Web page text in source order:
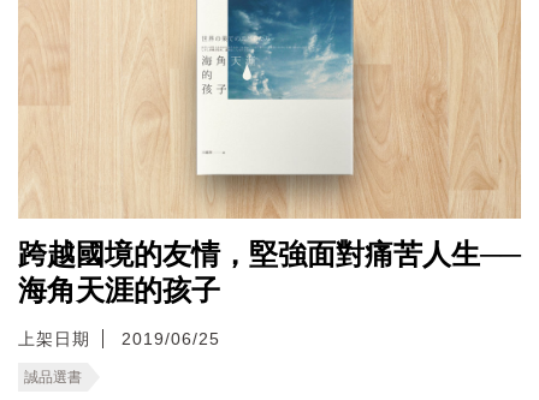
跨越國境的友情，堅強面對痛苦人生──
海角天涯的孩子
上架日期 2019/06/25
誠品選書